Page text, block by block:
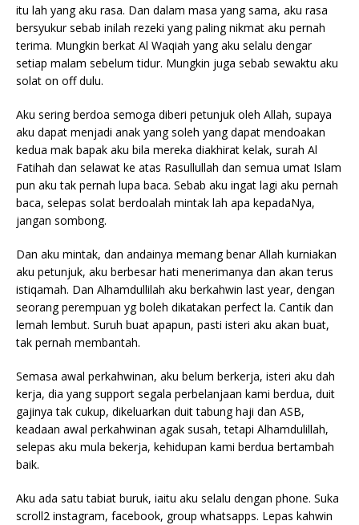
itu lah yang aku rasa. Dan dalam masa yang sama, aku rasa
bersyukur sebab inilah rezeki yang paling nikmat aku pernah
terima. Mungkin berkat Al Waqiah yang aku selalu dengar
setiap malam sebelum tidur. Mungkin juga sebab sewaktu aku
solat on off dulu.
Aku sering berdoa semoga diberi petunjuk oleh Allah, supaya
aku dapat menjadi anak yang soleh yang dapat mendoakan
kedua mak bapak aku bila mereka diakhirat kelak, surah Al
Fatihah dan selawat ke atas Rasullullah dan semua umat Islam
pun aku tak pernah lupa baca. Sebab aku ingat lagi aku pernah
baca, selepas solat berdoalah mintak lah apa kepadaNya,
jangan sombong.
Dan aku mintak, dan andainya memang benar Allah kurniakan
aku petunjuk, aku berbesar hati menerimanya dan akan terus
istiqamah. Dan Alhamdullilah aku berkahwin last year, dengan
seorang perempuan yg boleh dikatakan perfect la. Cantik dan
lemah lembut. Suruh buat apapun, pasti isteri aku akan buat,
tak pernah membantah.
Semasa awal perkahwinan, aku belum berkerja, isteri aku dah
kerja, dia yang support segala perbelanjaan kami berdua, duit
gajinya tak cukup, dikeluarkan duit tabung haji dan ASB,
keadaan awal perkahwinan agak susah, tetapi Alhamdulillah,
selepas aku mula bekerja, kehidupan kami berdua bertambah
baik.
Aku ada satu tabiat buruk, iaitu aku selalu dengan phone. Suka
scroll2 instagram, facebook, group whatsapps. Lepas kahwin